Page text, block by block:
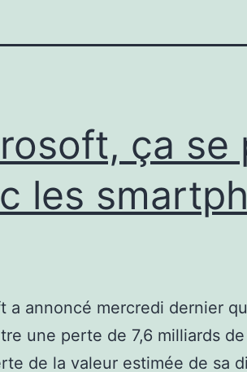
ça se
les
a annoncé mercredi dernier
une perte de 7,6 milliards
de la valeur estimée de sa